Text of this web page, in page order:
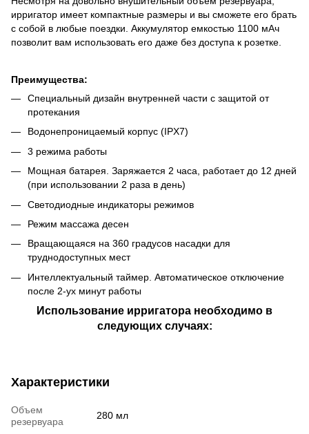
ирригатор имеет компактные размеры и вы сможете его брать
с собой в любые поездки. Аккумулятор емкостью 1100 мАч
позволит вам использовать его даже без доступа к розетке.
Преимущества:
Специальный дизайн внутренней части с защитой от
протекания
Водонепроницаемый корпус (IPX7)
3 режима работы
Мощная батарея. Заряжается 2 часа, работает до 12 дней
(при использовании 2 раза в день)
Светодиодные индикаторы режимов
Режим массажа десен
Вращающаяся на 360 градусов насадки для
труднодоступных мест
Интеллектуальный таймер. Автоматическое отключение
после 2-ух минут работы
Использование ирригатора необходимо в
следующих случаях:
Характеристики
Объем
резервуара
280 мл